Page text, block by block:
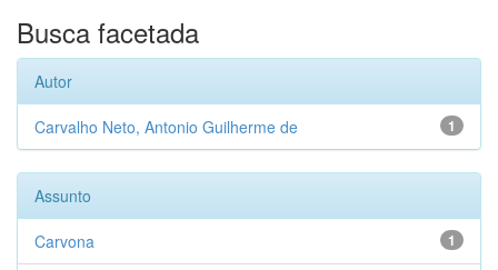
Busca facetada
Autor
1
Carvalho Neto, Antonio Guilherme de
Assunto
1
Carvona